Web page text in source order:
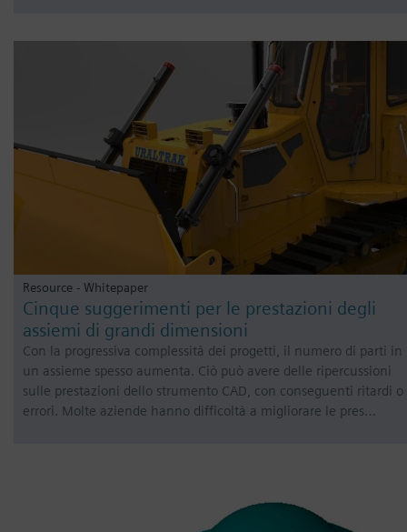
Resource - Whitepaper
Cinque suggerimenti per le prestazioni degli
assiemi di grandi dimensioni
Con la progressiva complessità dei progetti, il numero di parti in
un assieme spesso aumenta. Ciò può avere delle ripercussioni
sulle prestazioni dello strumento CAD, con conseguenti ritardi o
errori. Molte aziende hanno difficoltà a migliorare le pres…